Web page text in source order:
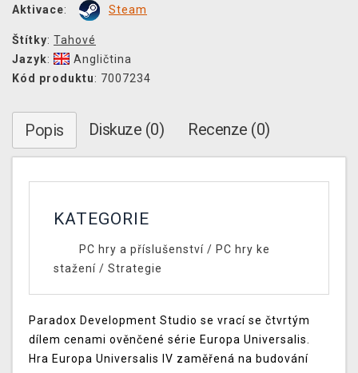
Aktivace: Steam
Štítky: Tahové
Jazyk:
Angličtina
Kód produktu: 7007234
Popis Diskuze (0) Recenze (0)
KATEGORIE
PC hry a příslušenství/ PC hry ke
stažení / Strategie
Paradox Development Studio se vrací se čtvrtým
dílem cenami ověnčené série Europa Universalis.
Hra Europa Universalis IV zaměřená na budování